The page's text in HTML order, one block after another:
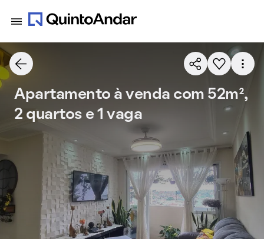
Apartamento à venda com 52m²,
2 quartos e 1 vaga